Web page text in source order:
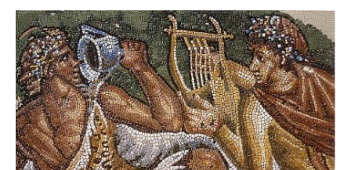
HISTÓRIA
DO
VINHO
E
AS
CIVILIZAÇÕES